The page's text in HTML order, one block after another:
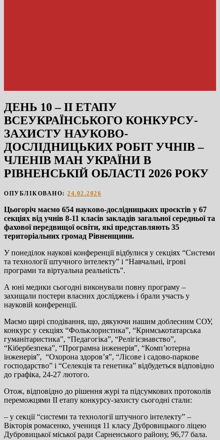
ДЕНЬ 10 – ІІ ЕТАПУ
ВСЕУКРАЇНСЬКОГО КОНКУРСУ-
ЗАХИСТУ НАУКОВО-
ДОСЛІДНИЦЬКИХ РОБІТ УЧНІВ –
ЧЛЕНІВ МАН УКРАЇНИ В
РІВНЕНСЬКІЙ ОБЛАСТІ 2026 РОКУ
ОПУБЛІКОВАНО: 24.02.2026
Цьогоріч маємо 654 науково-дослідницьких проєктів у 67
секціях від учнів 8-11 класів закладів загальної середньої та
фахової передвищої освіти, які представляють 35
територіальних громад Рівненщини.
У понеділок наукові конференції відбулися у секціях “Системи
та технології штучного інтелекту” і “Навчальні, ігрові
програми та віртуальна реальність”.
А юні медики сьогодні виконували повну програму –
захищали постери власних досліджень і брали участь у
науковій конференції.
Маємо щирі сподівання, що, дякуючи нашим доблесним СОУ,
конкурс у секціях “Фольклористика”, “Кримськотатарська
гуманітаристика”, “Педагогіка”, “Релігієзнавство”,
“Кібербезпека”, “Програмна інженерія”, “Комп’ютерна
інженерія”, “Охорона здоров’я”, “Лісове і садово-паркове
господарство” і “Селекція та генетика” відбудеться відповідно
до графіка, 24-27 лютого.
Отож, відповідно до рішення журі та підсумкових протоколів
переможцями ІІ етапу конкурсу-захисту сьогодні стали:
– у секції “системи та технології штучного інтелекту” –
Вікторія ромасенко, учениця 11 класу Дубровицького ліцею
Дубровицької міської ради Сарненського району, 96,77 бала.